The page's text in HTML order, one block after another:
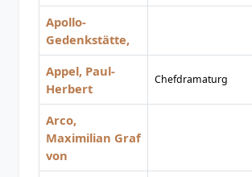
Apollo-
Gedenkstätte,
Appel, Paul-
Herbert
Chefdramaturg
Arco,
Maximilian Graf
von